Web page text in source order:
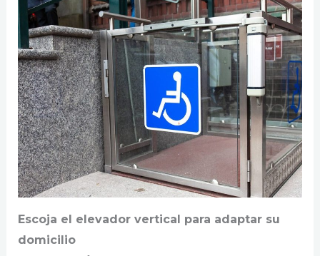
Escoja el elevador vertical para adaptar su
domicilio